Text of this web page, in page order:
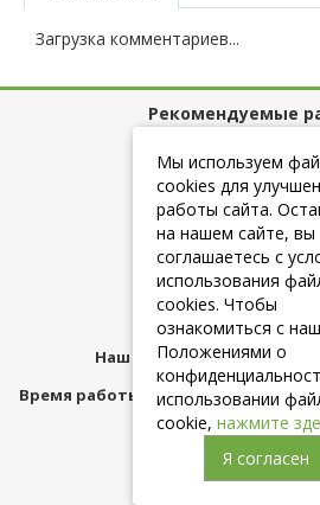
Загрузка комментариев...
Рекомендуемые
Полезные
+7 (925) 084-10-60
Наш адрес:Москва,
Время работы магазина:с 10:00 до
консультация)
Мы используем
cookies для
работы сайта.
на нашем сайте, вы
соглашаетесь с
использования
cookies. Чтобы
ознакомиться с
Положениями о
использовании
cookie, нажмите
Я согласен